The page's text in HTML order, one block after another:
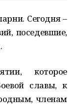
Сегодня –
поседевшие,
которое
славы, к
членам